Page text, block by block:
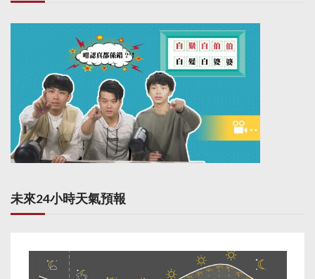
未來24小時天氣預報